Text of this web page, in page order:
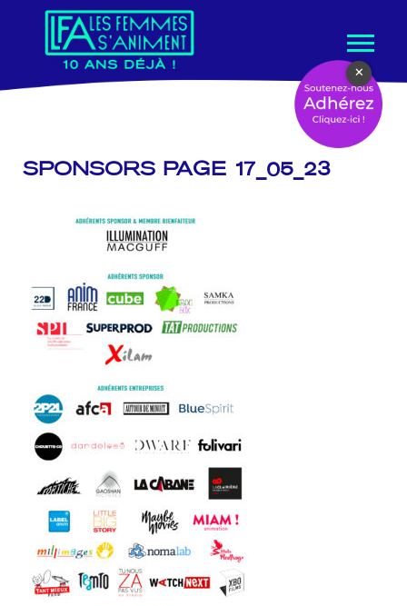
contenu
SPONSORS PAGE 17_05_23
×